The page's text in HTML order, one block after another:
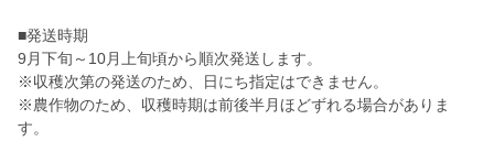
■発送時期
9月下旬～10月上旬頃から順次発送します。
※収穫次第の発送のため、日にち指定はできません。
※農作物のため、収穫時期は前後半月ほどずれる場合がありま
す。